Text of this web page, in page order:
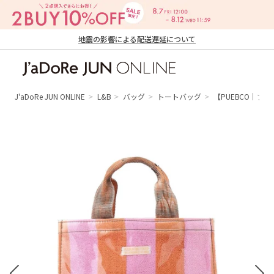
地震の影響による配送遅延について
ン オンライン）
J'aDoRe JUN ONLINE L&B バッグ トートバッグ 【PUEBCO｜プ